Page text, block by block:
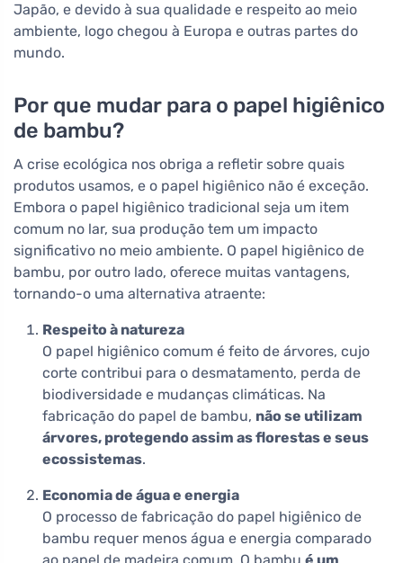
Japão, e devido à sua qualidade e respeito ao meio
ambiente, logo chegou à Europa e outras partes do
mundo.
Por que mudar para o papel higiênico
de bambu?
A crise ecológica nos obriga a refletir sobre quais
produtos usamos, e o papel higiênico não é exceção.
Embora o papel higiênico tradicional seja um item
comum no lar, sua produção tem um impacto
significativo no meio ambiente. O papel higiênico de
bambu, por outro lado, oferece muitas vantagens,
tornando-o uma alternativa atraente:
Respeito à natureza
O papel higiênico comum é feito de árvores, cujo
corte contribui para o desmatamento, perda de
biodiversidade e mudanças climáticas. Na
fabricação do papel de bambu, não se utilizam
árvores, protegendo assim as florestas e seus
ecossistemas.
Economia de água e energia
O processo de fabricação do papel higiênico de
bambu requer menos água e energia comparado